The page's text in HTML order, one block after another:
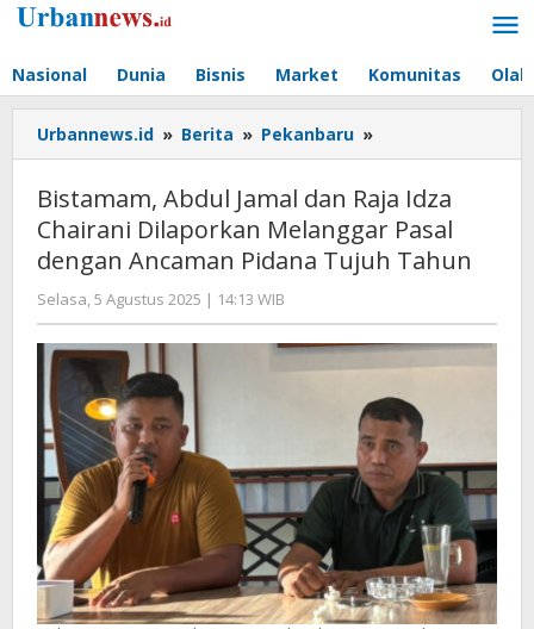
Lewati
Nasional Dunia Bisnis Market Komunitas
Urbannews.id » Berita » Pekanbaru »
Abdul
dan
Raja
Idza
Melanggar
Pasal
Ancaman
Pidana
Tujuh
Tahun
Bistamam, Abdul Jamal dan Raja Idza
Chairani Dilaporkan Melanggar Pasal
dengan Ancaman Pidana Tujuh Tahun
Selasa, 5 Agustus 2025 | 14:13 WIB
Editor